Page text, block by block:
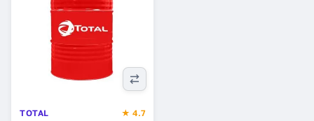
TOTAL
★ 4.7